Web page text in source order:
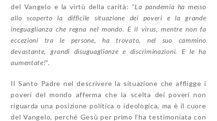
del Vangelo e la virtù della carità: “La pandemia ha messo
allo scoperto la difficile situazione dei poveri e la grande
ineguaglianza che regna nel mondo. E il virus, mentre non fa
eccezioni tra le persone, ha trovato, nel suo cammino
devastante, grandi disuguaglianze e discriminazioni. E le ha
aumentate!“.
Il Santo Padre nel descrivere la situazione che affligge i
poveri del mondo afferma che la scelta dei poveri non
riguarda una posizione politica o ideologica, ma è il cuore
del Vangelo, perché Gesù per primo l’ha testimoniata con